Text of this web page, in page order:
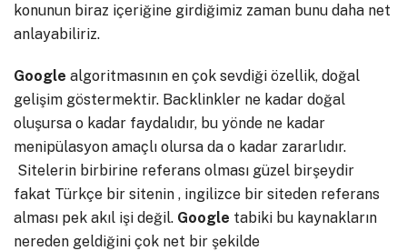
konunun biraz içeriğine girdiğimiz zaman bunu daha net
anlayabiliriz.
Google algoritmasının en çok sevdiği özellik, doğal
gelişim göstermektir. Backlinkler ne kadar doğal
oluşursa o kadar faydalıdır, bu yönde ne kadar
menipülasyon amaçlı olursa da o kadar zararlıdır.
Sitelerin birbirine referans olması güzel birşeydir
fakat Türkçe bir sitenin , ingilizce bir siteden referans
alması pek akıl işi değil. Google tabiki bu kaynakların
nereden geldiğini çok net bir şekilde